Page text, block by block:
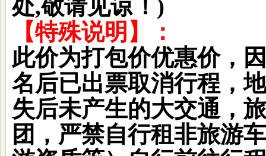
处,敬请见谅！)
【特殊说明】：
此价为打包价优惠价，
名后已出票取消行程，
失后未产生的大交通，
团，严禁自行租非旅游